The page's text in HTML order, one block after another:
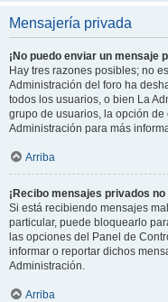
Mensajería privada
¡No puedo enviar un mensaje
Hay tres razones posibles; no
Administración del foro ha
todos los usuarios, o bien La
grupo de usuarios, la opción
Administración para más
Arriba
¡Recibo mensajes privados
Si está recibiendo mensajes
particular, puede bloquearlo
las opciones del Panel de
informar o reportar dichos
Administración.
Arriba